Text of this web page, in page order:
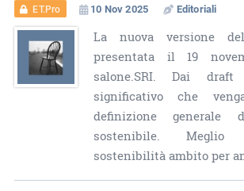
ET.Pro 10 Nov 2025 Editoriali
La nuova versione
presentata il 19
salone.SRI. Dai
significativo che
definizione generale
sostenibile.
sostenibilità ambito per